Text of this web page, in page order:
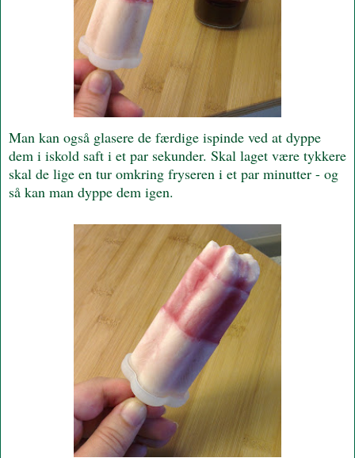
Man kan også glasere de færdige ispinde ved at dyppe
dem i iskold saft i et par sekunder. Skal laget være tykkere
skal de lige en tur omkring fryseren i et par minutter - og
så kan man dyppe dem igen.